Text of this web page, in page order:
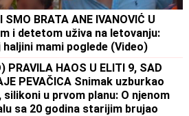
SMO BRATA ANE IVANOVIĆ U
i detetom uživa na letovanju:
mami poglede (Video)
PRAVILA HAOS U ELITI 9, SAD
PEVAČICA Snimak uzburkao
silikoni u prvom planu: O njenom
sa 20 godina starijim brujao